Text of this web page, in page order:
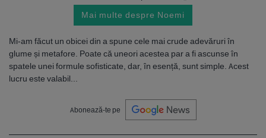
Mai multe despre Noemi
Mi-am făcut un obicei din a spune cele mai crude adevăruri în
glume și metafore. Poate că uneori acestea par a fi ascunse în
spatele unei formule sofisticate, dar, în esență, sunt simple. Acest
lucru este valabil...
Abonează-te pe